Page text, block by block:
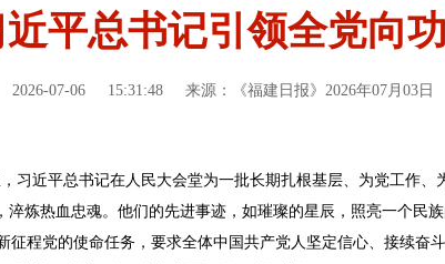
平总书记引领全党向功
2026-07-06 15:31:48 来源：《福建日报》2026年07月03日
习近平总书记在人民大会堂为一批长期扎根基层、为党工作、
炼热血忠魂。他们的先进事迹，如璀璨的星辰，照亮一个民族
征程党的使命任务，要求全体中国共产党人坚定信心、接续奋